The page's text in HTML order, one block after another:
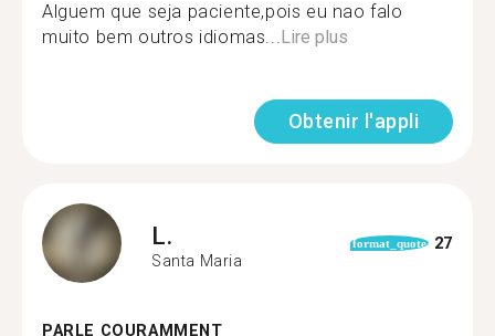
Alguem que seja paciente,pois eu nao falo
muito bem outros idiomas...Lire plus
Obtenir l'appli
L.
Santa Maria
format_quote 27
PARLE COURAMMENT